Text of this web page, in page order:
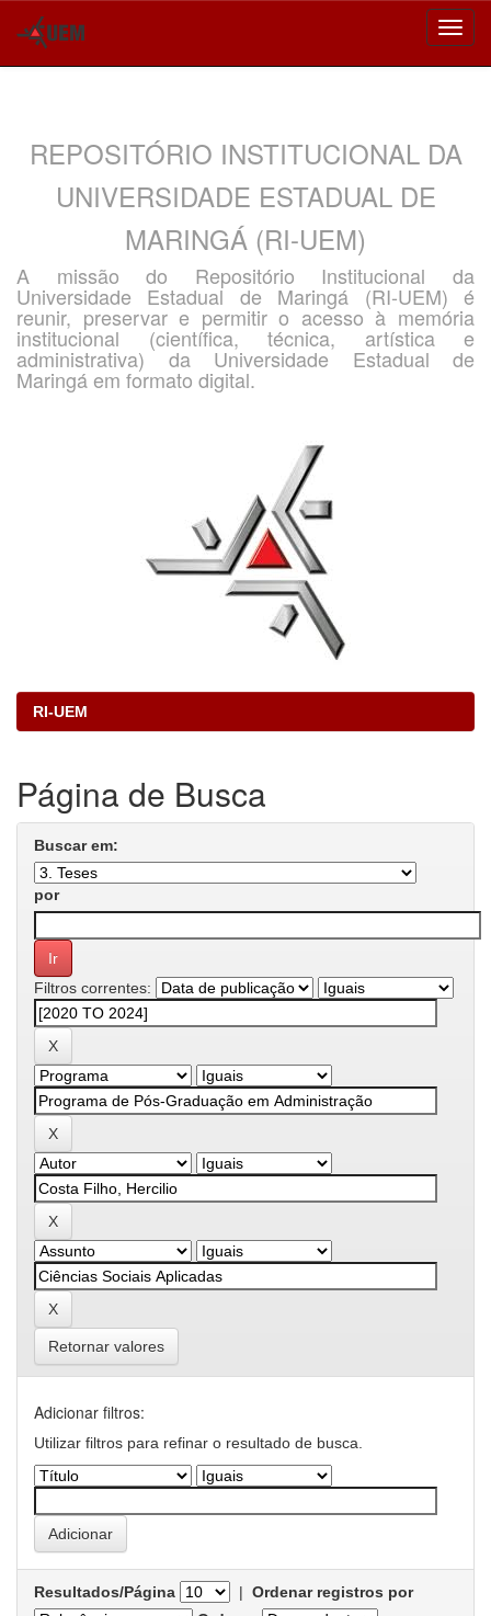
REPOSITÓRIO INSTITUCIONAL DA
UNIVERSIDADE ESTADUAL DE
MARINGÁ (RI-UEM)
A missão do Repositório Institucional da
Universidade Estadual de Maringá (RI-UEM) é
reunir, preservar e permitir o acesso à memória
institucional (científica, técnica, artística e
administrativa) da Universidade Estadual de
Maringá em formato digital.
RI-UEM
Página de Busca
Buscar em:
por
Filtros correntes:
Retornar valores
Adicionar filtros:
Utilizar filtros para refinar o resultado de busca.
Resultados/Página | Ordenar registros por